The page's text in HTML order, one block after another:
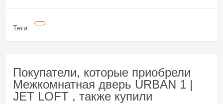
Теги:
Покупатели, которые приобрели
Межкомнатная дверь URBAN 1 |
JET LOFT , также купили